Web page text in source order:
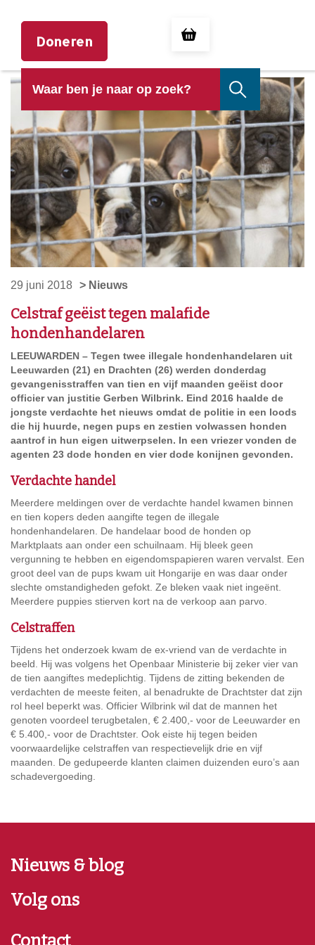
Doneren
29 juni 2018 > Nieuws
Celstraf geëist tegen malafide
hondenhandelaren
LEEUWARDEN – Tegen twee illegale hondenhandelaren uit
Leeuwarden (21) en Drachten (26) werden donderdag
gevangenisstraffen van tien en vijf maanden geëist door
officier van justitie Gerben Wilbrink. Eind 2016 haalde de
jongste verdachte het nieuws omdat de politie in een loods
die hij huurde, negen pups en zestien volwassen honden
aantrof in hun eigen uitwerpselen. In een vriezer vonden de
agenten 23 dode honden en vier dode konijnen gevonden.
Verdachte handel
Meerdere meldingen over de verdachte handel kwamen binnen
en tien kopers deden aangifte tegen de illegale
hondenhandelaren. De handelaar bood de honden op
Marktplaats aan onder een schuilnaam. Hij bleek geen
vergunning te hebben en eigendomspapieren waren vervalst. Een
groot deel van de pups kwam uit Hongarije en was daar onder
slechte omstandigheden gefokt. Ze bleken vaak niet ingeënt.
Meerdere puppies stierven kort na de verkoop aan parvo.
Celstraffen
Tijdens het onderzoek kwam de ex-vriend van de verdachte in
beeld. Hij was volgens het Openbaar Ministerie bij zeker vier van
de tien aangiftes medeplichtig. Tijdens de zitting bekenden de
verdachten de meeste feiten, al benadrukte de Drachtster dat zijn
rol heel beperkt was. Officier Wilbrink wil dat de mannen het
genoten voordeel terugbetalen, € 2.400,- voor de Leeuwarder en
€ 5.400,- voor de Drachtster. Ook eiste hij tegen beiden
voorwaardelijke celstraffen van respectievelijk drie en vijf
maanden. De gedupeerde klanten claimen duizenden euro’s aan
schadevergoeding.
Nieuws & blog
Volg ons